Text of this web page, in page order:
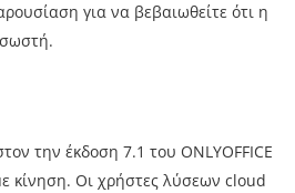
για να βεβαιωθείτε ότι η
σωστή.
την έκδοση 7.1 του ONLYOFFICE
κίνηση. Οι χρήστες λύσεων cloud